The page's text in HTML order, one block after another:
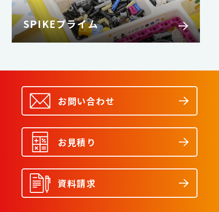
SPIKEプライム
お問い合わせ
お見積り
資料請求